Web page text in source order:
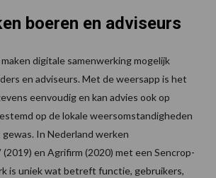
boeren en adviseurs
digitale samenwerking mogelijk
en adviseurs. Met de weersapp is het
eenvoudig en kan advies ook op
op de lokale weersomstandigheden
In Nederland werken
en Agrifirm (2020) met een Sencrop-
is uniek wat betreft functie, gebruikers,